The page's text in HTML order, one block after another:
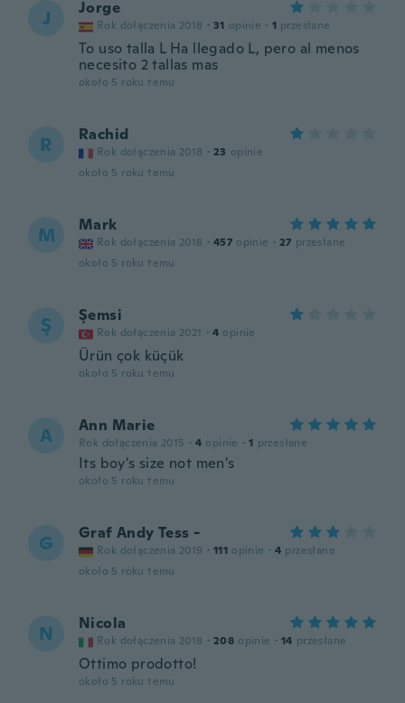
J Jorge
Rok dołączenia 2018 · 31 opinie · 1 przesłane
To uso talla L Ha llegado L, pero al menos
necesito 2 tallas mas
około 5 roku temu
R Rachid
Rok dołączenia 2018 · 23 opinie
około 5 roku temu
M Mark
Rok dołączenia 2018 · 457 opinie · 27 przesłane
około 5 roku temu
Ş Şemsi
Rok dołączenia 2021 · 4 opinie
Ürün çok küçük
około 5 roku temu
A Ann Marie
Rok dołączenia 2015 · 4 opinie · 1 przesłane
Its boy's size not men's
około 5 roku temu
G Graf Andy Tess -
Rok dołączenia 2019 · 111 opinie · 4 przesłane
około 5 roku temu
N Nicola
Rok dołączenia 2018 · 208 opinie · 14 przesłane
Ottimo prodotto!
około 5 roku temu